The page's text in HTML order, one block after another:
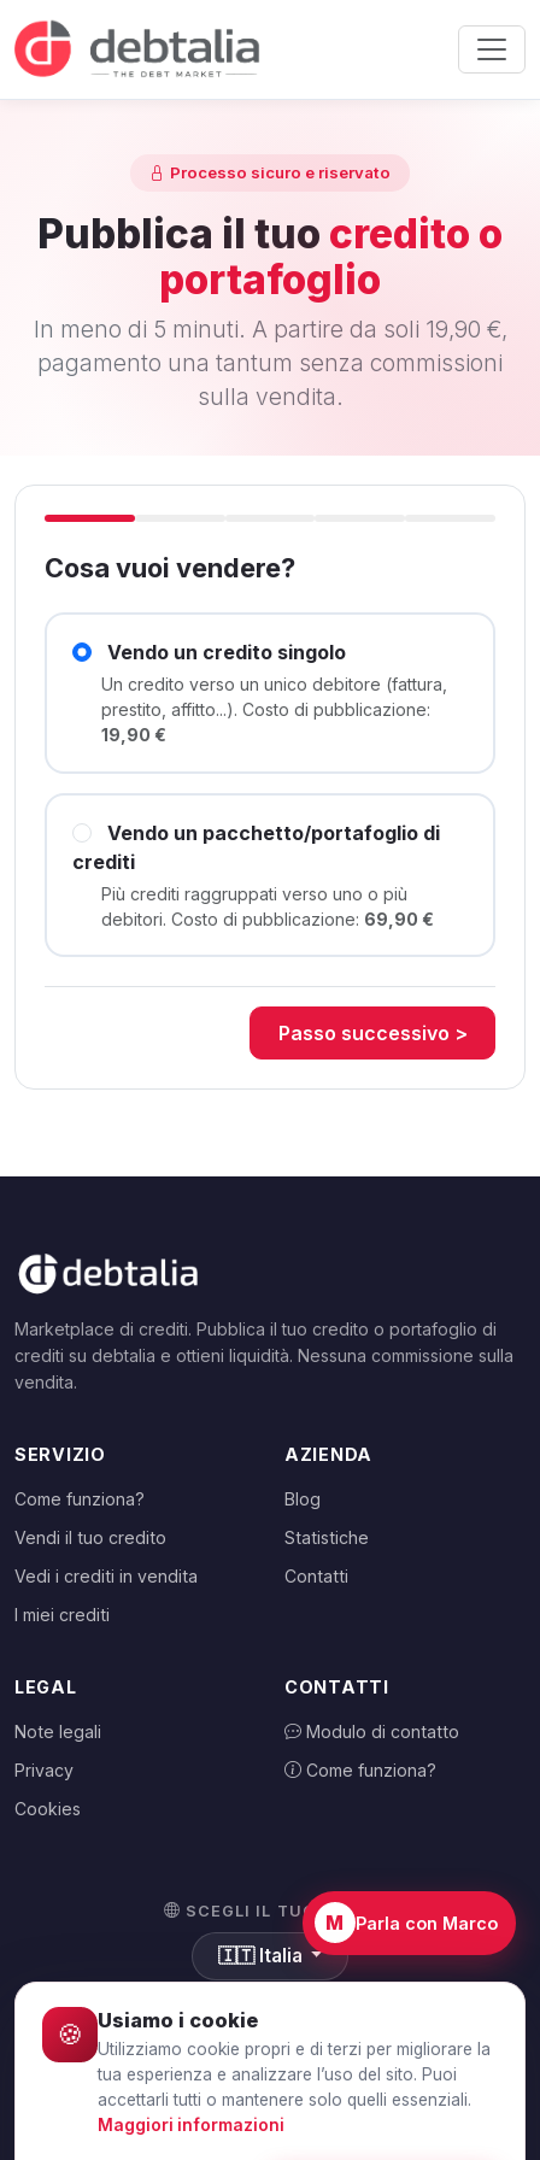
Processo sicuro e riservato
Pubblica il tuo credito o
portafoglio
In meno di 5 minuti. A partire da soli 19,90 €,
pagamento una tantum senza commissioni
sulla vendita.
Cosa vuoi vendere?
Vendo un credito singolo
Un credito verso un unico debitore (fattura,
prestito, affitto...). Costo di pubblicazione:
19,90 €
Vendo un pacchetto/portafoglio di
crediti
Più crediti raggruppati verso uno o più
debitori. Costo di pubblicazione: 69,90 €
Passo successivo >
Marketplace di crediti. Pubblica il tuo credito o portafoglio di
crediti su debtalia e ottieni liquidità. Nessuna commissione sulla
vendita.
SERVIZIO
Come funziona?
Vendi il tuo credito
Vedi i crediti in vendita
I miei crediti
AZIENDA
Blog
Statistiche
Contatti
LEGAL
Note legali
Privacy
Cookies
CONTATTI
Modulo di contatto
Come funziona?
SCEGLI IL TUO PAESE
🇮🇹 Italia
© 2026 Debtalia.com. Tutti i diritti riservati.
Connessione SSL sicura · Pagamento sicuro con Stripe
M Parla con Marco
🍪 Usiamo i cookie
Utilizziamo cookie propri e di terzi per migliorare la
tua esperienza e analizzare l’uso del sito. Puoi
accettarli tutti o mantenere solo quelli essenziali.
Maggiori informazioni